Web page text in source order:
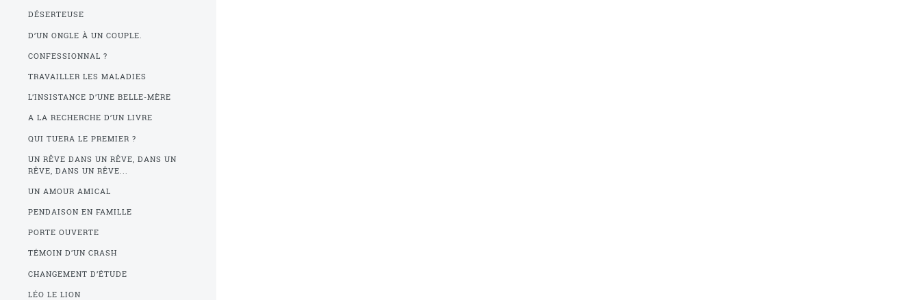
DÉSERTEUSE
D’UN ONGLE À UN COUPLE.
CONFESSIONNAL ?
TRAVAILLER LES MALADIES
L’INSISTANCE D’UNE BELLE-MÈRE
A LA RECHERCHE D’UN LIVRE
QUI TUERA LE PREMIER ?
UN RÊVE DANS UN RÊVE, DANS UN
RÊVE, DANS UN RÊVE...
UN AMOUR AMICAL
PENDAISON EN FAMILLE
PORTE OUVERTE
TÉMOIN D’UN CRASH
CHANGEMENT D’ÉTUDE
LÉO LE LION